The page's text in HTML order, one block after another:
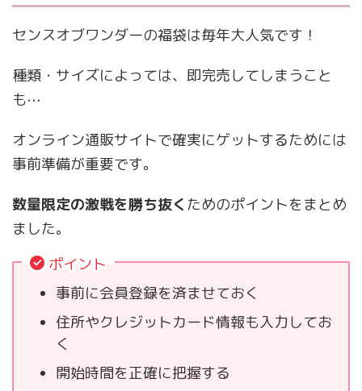
センスオブワンダーの福袋は毎年大人気です！
種類・サイズによっては、即完売してしまうこと
も⋯
オンライン通販サイトで確実にゲットするためには
事前準備が重要です。
数量限定の激戦を勝ち抜く ためのポイントをまとめ
ました。
ポイント
事前に会員登録を済ませておく
住所やクレジットカード情報も入力してお
く
開始時間を正確に把握する